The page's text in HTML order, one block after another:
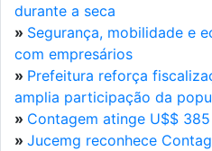
durante a seca
» Segurança, mobilidade e
com empresários
» Prefeitura reforça
amplia participação da
» Contagem atinge U$$
» Jucemg reconhece